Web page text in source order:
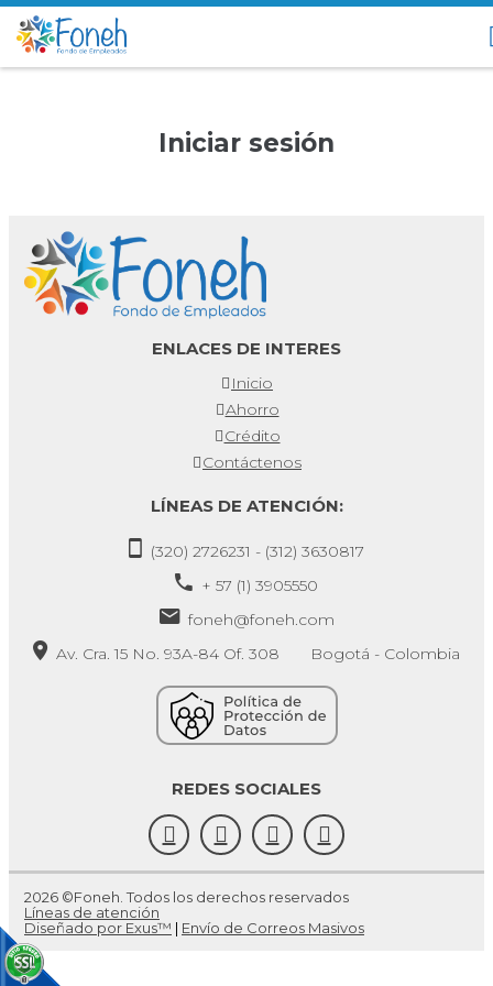
Iniciar sesión
ENLACES DE INTERES
Inicio
Ahorro
Crédito
Contáctenos
LÍNEAS DE ATENCIÓN:
(320) 2726231 - (312) 3630817
+ 57 (1) 3905550
foneh@foneh.com
Av. Cra. 15 No. 93A-84 Of. 308 Bogotá - Colombia
REDES SOCIALES
2026 ©Foneh. Todos los derechos reservados
Líneas de atención
Diseñado por Exus™ | Envío de Correos Masivos